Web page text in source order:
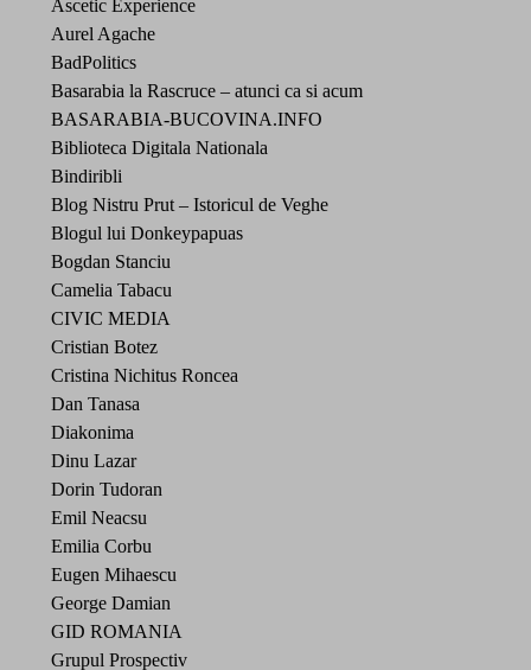
Ascetic Experience
Aurel Agache
BadPolitics
Basarabia la Rascruce – atunci ca si acum
BASARABIA-BUCOVINA.INFO
Biblioteca Digitala Nationala
Bindiribli
Blog Nistru Prut – Istoricul de Veghe
Blogul lui Donkeypapuas
Bogdan Stanciu
Camelia Tabacu
CIVIC MEDIA
Cristian Botez
Cristina Nichitus Roncea
Dan Tanasa
Diakonima
Dinu Lazar
Dorin Tudoran
Emil Neacsu
Emilia Corbu
Eugen Mihaescu
George Damian
GID ROMANIA
Grupul Prospectiv